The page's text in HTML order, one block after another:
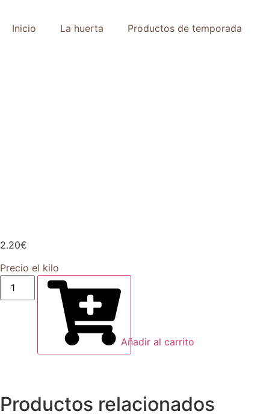
Inicio La huerta Productos de temporada
2.20€
Precio el kilo
Añadir al carrito
Productos relacionados